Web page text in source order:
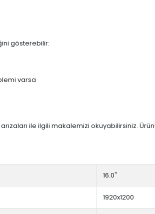
gösterebilir:
varsa
arızaları ile ilgili makalemizi okuyabilirsiniz.
16.0''
1920x1200